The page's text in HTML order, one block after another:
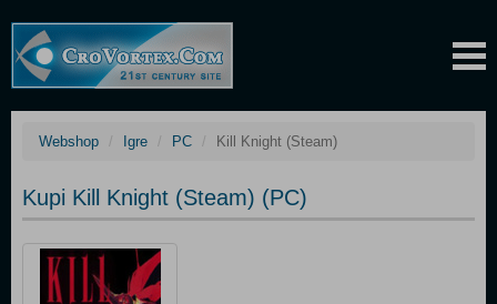
Webshop Igre PC Kill Knight (Steam)
Kupi Kill Knight (Steam) (PC)